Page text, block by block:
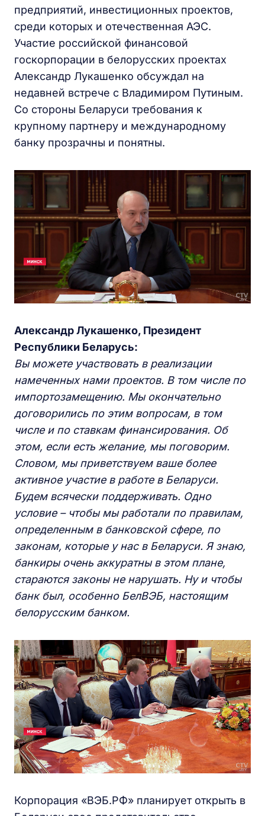
предприятий, инвестиционных проектов,
среди которых и отечественная АЭС.
Участие российской финансовой
госкорпорации в белорусских проектах
Александр Лукашенко обсуждал на
недавней встрече с Владимиром Путиным.
Со стороны Беларуси требования к
крупному партнеру и международному
банку прозрачны и понятны.
Александр Лукашенко, Президент
Республики Беларусь:
Вы можете участвовать в реализации
намеченных нами проектов. В том числе по
импортозамещению. Мы окончательно
договорились по этим вопросам, в том
числе и по ставкам финансирования. Об
этом, если есть желание, мы поговорим.
Словом, мы приветствуем ваше более
активное участие в работе в Беларуси.
Будем всячески поддерживать. Одно
условие – чтобы мы работали по правилам,
определенным в банковской сфере, по
законам, которые у нас в Беларуси. Я знаю,
банкиры очень аккуратны в этом плане,
стараются законы не нарушать. Ну ичтобы
банк был, особенно БелВЭБ, настоящим
белорусским банком.
Корпорация «ВЭБ.РФ» планирует открыть в